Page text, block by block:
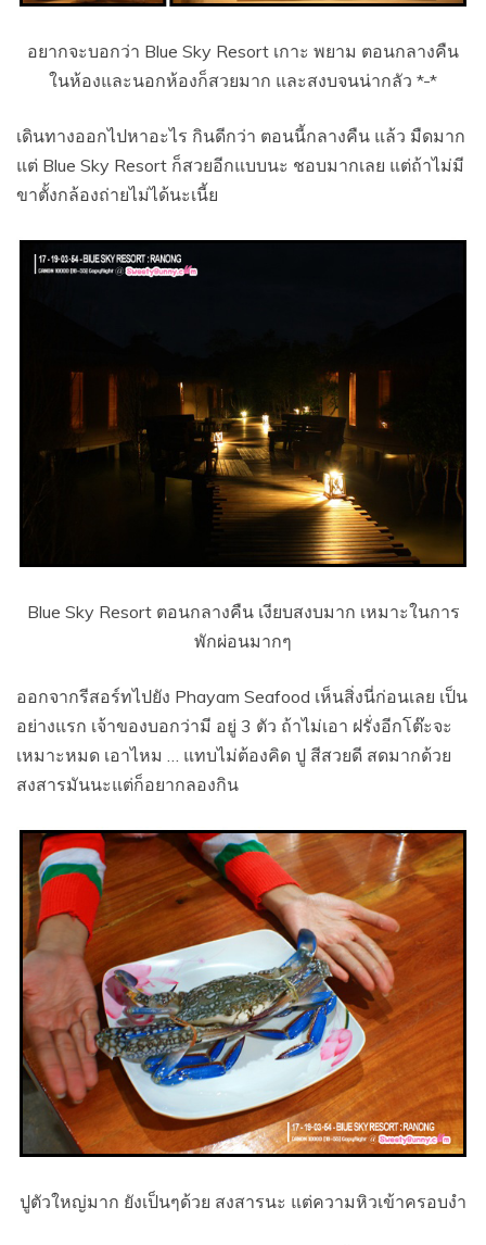
อยากจะบอกว่า Blue Sky Resort เกาะ พยาม ตอนกลางคืน
ในห้องและนอกห้องก็สวยมาก และสงบจนน่ากลัว *-*
เดินทางออกไปหาอะไร กินดีกว่า ตอนนี้กลางคืน แล้ว มืดมาก
แต่ Blue Sky Resort ก็สวยอีกแบบนะ ชอบมากเลย แต่ถ้าไม่มี
ขาตั้งกล้องถ่ายไม่ได้นะเนี้ย
Blue Sky Resort ตอนกลางคืน เงียบสงบมาก เหมาะในการ
พักผ่อนมากๆ
ออกจากรีสอร์ทไปยัง Phayam Seafood เห็นสิ่งนี่ก่อนเลย เป็น
อย่างแรก เจ้าของบอกว่ามี อยู่ 3 ตัว ถ้าไม่เอา ฝรั่งอีกโต๊ะจะ
เหมาะหมด เอาไหม … แทบไม่ต้องคิด ปู สีสวยดี สดมากด้วย
สงสารมันนะแต่ก็อยากลองกิน
ปูตัวใหญ่มาก ยังเป็นๆด้วย สงสารนะ แต่ความหิวเข้าครอบงำ